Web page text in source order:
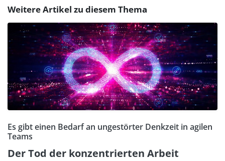
Weitere Artikel zu diesem Thema
Es gibt einen Bedarf an ungestörter Denkzeit in agilen
Teams
Der Tod der konzentrierten Arbeit